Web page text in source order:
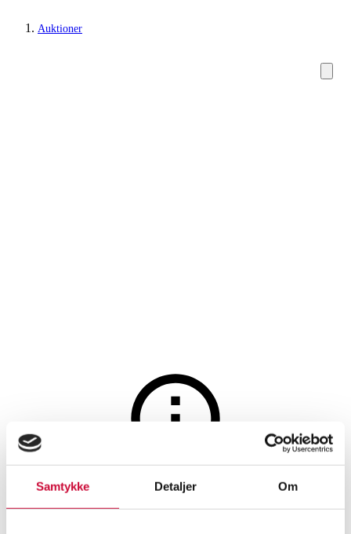
Samtykke Detaljer Om
Auktioner
Auktionen er afsluttet